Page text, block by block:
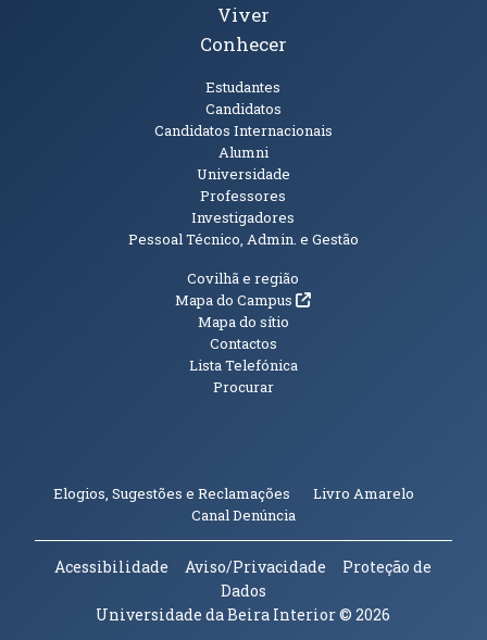
Viver
Conhecer
Estudantes
Candidatos
Candidatos Internacionais
Alumni
Universidade
Professores
Investigadores
Pessoal Técnico, Admin. e Gestão
Informações Adicionais
Covilhã e região
Mapa do Campus(abre em nova janela)
Mapa do sítio
Contactos
Lista Telefónica
Procurar
Elogios, Sugestões e Reclamações Livro Amarelo
Canal Denúncia(abre em nova janela)
Acessibilidade Aviso/Privacidade
Proteção de
Dados
Universidade da Beira Interior© 2026